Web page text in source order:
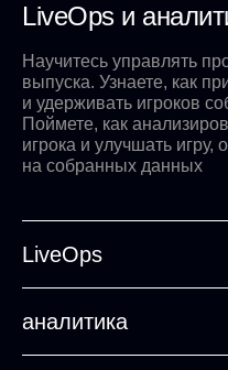
LiveOps и
Научитесь управлять
выпуска. Узнаете, как
и удерживать игроков
Поймете, как
игрока и улучшать игру,
на собранных данных
LiveOps
аналитика